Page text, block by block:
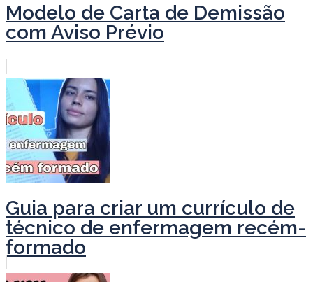
Modelo de Carta de Demissão
com Aviso Prévio
Guia para criar um currículo de
técnico de enfermagem recém-
formado